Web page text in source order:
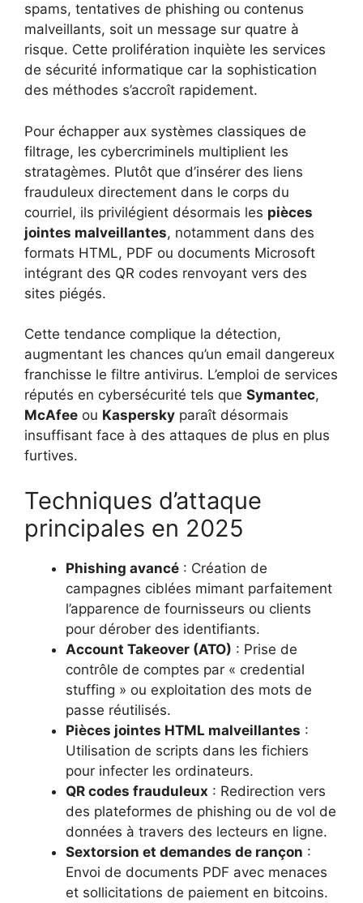
spams, tentatives de phishing ou contenus
malveillants, soit un message sur quatre à
risque. Cette prolifération inquiète les services
de sécurité informatique car la sophistication
des méthodes s’accroît rapidement.
Pour échapper aux systèmes classiques de
filtrage, les cybercriminels multiplient les
stratagèmes. Plutôt que d’insérer des liens
frauduleux directement dans le corps du
courriel, ils privilégient désormais les pièces
jointes malveillantes, notamment dans des
formats HTML, PDF ou documents Microsoft
intégrant des QR codes renvoyant vers des
sites piégés.
Cette tendance complique la détection,
augmentant les chances qu’un email dangereux
franchisse le filtre antivirus. L’emploi de services
réputés en cybersécurité tels que Symantec,
McAfee ou Kaspersky paraît désormais
insuffisant face à des attaques de plus en plus
furtives.
Techniques d’attaque
principales en 2025
Phishing avancé : Création de
campagnes ciblées mimant parfaitement
l’apparence de fournisseurs ou clients
pour dérober des identifiants.
Account Takeover (ATO) : Prise de
contrôle de comptes par « credential
stuffing » ou exploitation des mots de
passe réutilisés.
Pièces jointes HTML malveillantes :
Utilisation de scripts dans les fichiers
pour infecter les ordinateurs.
QR codes frauduleux : Redirection vers
des plateformes de phishing ou de vol de
données à travers des lecteurs en ligne.
Sextorsion et demandes de rançon :
Envoi de documents PDF avec menaces
et sollicitations de paiement en bitcoins.